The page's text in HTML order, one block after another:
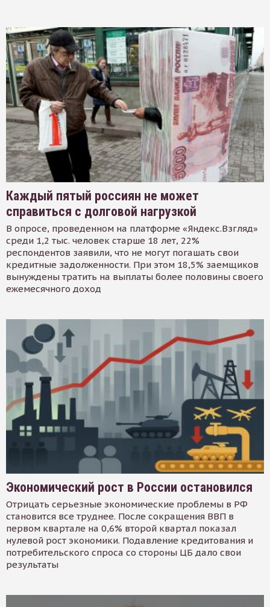
Каждый пятый россиян не может
справиться с долговой нагрузкой
В опросе, проведенном на платформе «Яндекс.Взгляд»
среди 1,2 тыс. человек старше 18 лет, 22%
респондентов заявили, что не могут погашать свои
кредитные задолженности. При этом 18,5% заемщиков
вынуждены тратить на выплаты более половины своего
ежемесячного доход
Экономический рост в России остановился
Отрицать серьезные экономические проблемы в РФ
становится все труднее. После сокращения ВВП в
первом квартале на 0,6% второй квартал показал
нулевой рост экономики. Подавление кредитования и
потребительского спроса со стороны ЦБ дало свои
результаты